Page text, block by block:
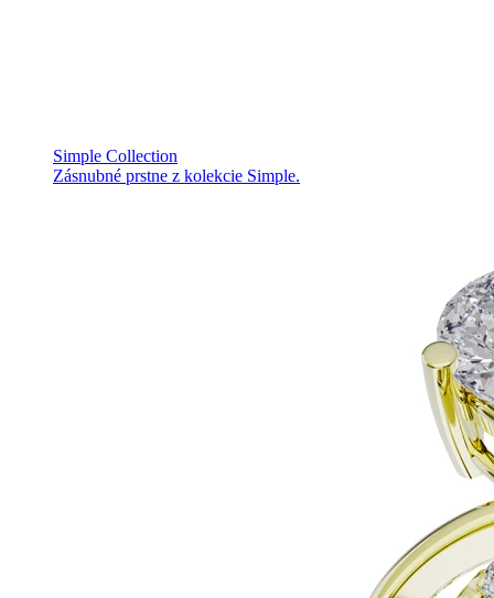
Simple Collection
Zásnubné prstne z kolekcie Simple.